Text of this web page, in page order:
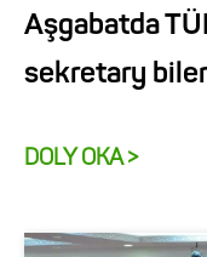
Aşgabatda
sekretary
DOLY OKA >